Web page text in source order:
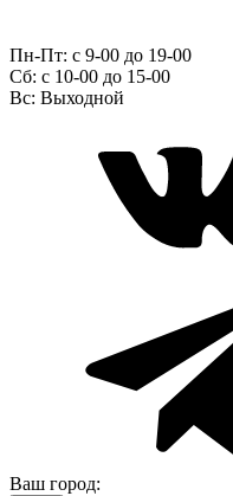
Пн-Пт: с 9-00 до 19-00
Сб: c 10-00 до 15-00
Вс: Выходной
Ваш город: